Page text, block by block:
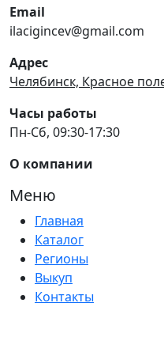
Email
ilacigincev@gmail.com
Адрес
Челябинск, Красное
Часы работы
Пн-Сб, 09:30-17:30
О компании
Меню
Главная
Каталог
Регионы
Выкуп
Контакты